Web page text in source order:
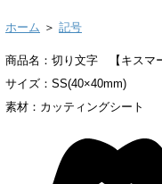
ホーム ＞ 記号
商品名：切り文字 【キスマ
サイズ：SS(40×40mm)
素材：カッティングシート